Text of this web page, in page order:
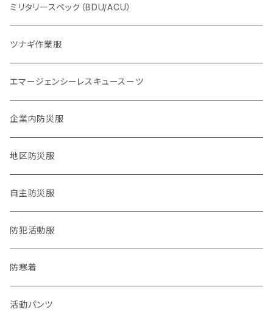
2024,1,1 能登半島地震
2024.9,21 能登北部豪雨
ヘルプセンター系
物資系
サバイバル系
タクティカル系
医療系
公職バックアップ系
防犯・防災警戒系
チーム系
動物系
ミリタリースペック（BDU/ACU）
ツナギ作業服
エマージェンシーレスキュースーツ
企業内防災服
地区防災服
自主防災服
防犯活動服
防寒着
活動パンツ